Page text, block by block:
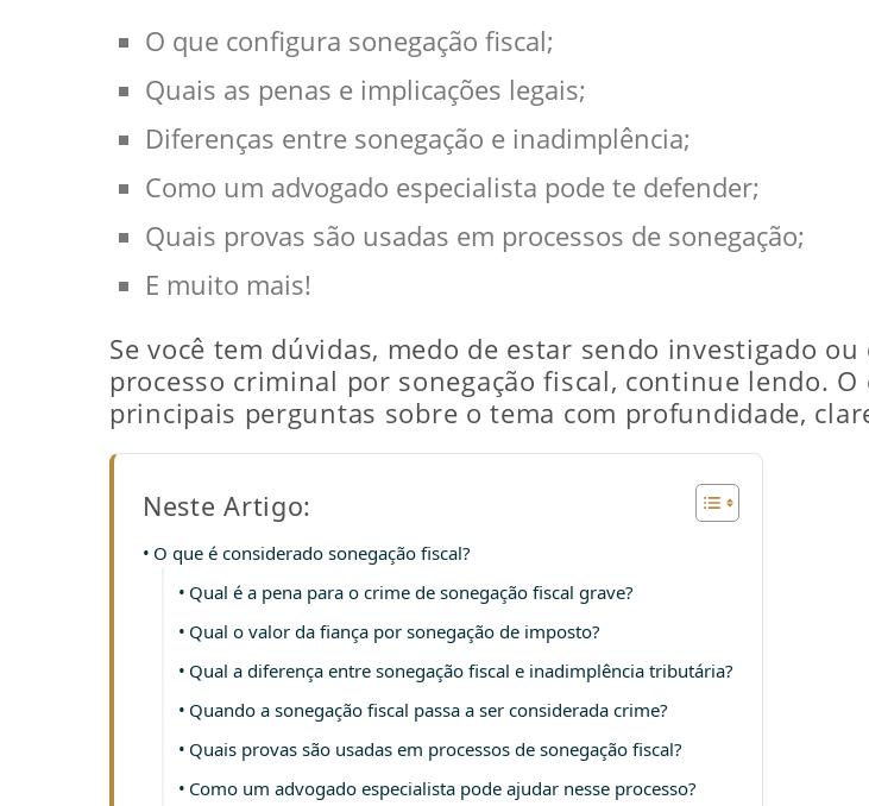
O que configura sonegação fiscal;
Quais as penas e implicações legais;
Diferenças entre sonegação e inadimplência;
Como um advogado especialista pode te defender;
Quais provas são usadas em processos de sonegação;
E muito mais!
Se você tem dúvidas, medo de estar sendo investigado
processo criminal por sonegação fiscal, continue lendo.
principais perguntas sobre o tema com profundidade,
Neste Artigo:
O que é considerado sonegação fiscal?
Qual é a pena para o crime de sonegação fiscal grave?
Qual o valor da fiança por sonegação de imposto?
Qual a diferença entre sonegação fiscal e inadimplência tributária?
Quando a sonegação fiscal passa a ser considerada crime?
Quais provas são usadas em processos de sonegação fiscal?
Como um advogado especialista pode ajudar nesse processo?